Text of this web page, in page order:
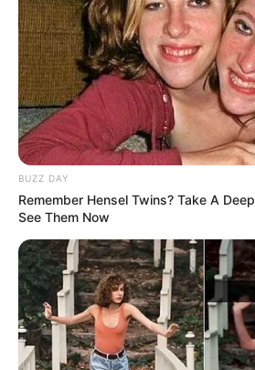
Η Moderna μηνύει τους
αντιπάλους της της Big
Pharma για τις
Η
BUZZ DAY
Remember Hensel Twins? Take A
See Them Now